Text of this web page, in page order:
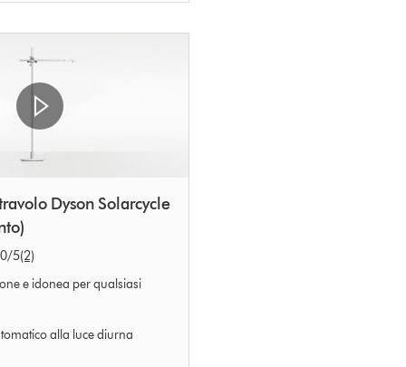
Dyson Solarcycle
/5(2)
e idonea per qualsiasi
alla luce diurna